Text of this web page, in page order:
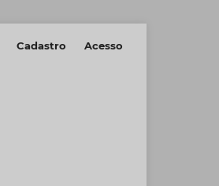
Cadastro Acesso